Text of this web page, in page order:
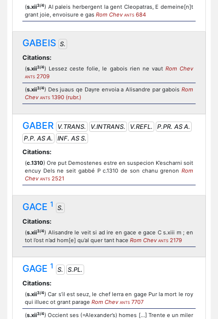
(s.xii3/4) Al paleis herbergent la gent Cleopatras, E demeine[n]t
grant joie, envoisure e gas Rom Chev ANTS 684
GABEIS S.
Citations:
(s.xii3/4) Lessez ceste folie, le gabois rien ne vaut Rom Chev
ANTS 2709
(s.xii3/4) Des juaus qe Dayre envoia a Alisandre par gabois Rom
Chev ANTS 1390 (rubr.)
GABER V.TRANS. V.INTRANS. V.REFL.
P.PR. AS A.
P.P. AS A.
INF. AS S.
Citations:
(c.1310) Ore put Demostenes estre en suspecion K’escharni soit
encuy Dels ne seit gabbé P c.1310 de son chanu grenon Rom
Chev ANTS 2521
GACE 1
S.
Citations:
(s.xii3/4) Alisandre le veit si ad ire en gace e gace C s.xiii m ; en
tot l’ost n’ad hom[e] qu’al quer tant hace Rom Chev ANTS 2179
GAGE 1 S.
S.PL.
Citations:
(s.xii3/4) Car s’il est seuz, le chef lerra en gage Pur la mort le roy
qui illuec ot grant parage Rom Chev ANTS 7707
(s.xii3/4) Occient ses (=Alexander’s) homes [...] Trente e un miler